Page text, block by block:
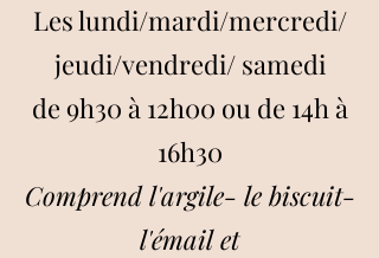
Les lundi/mardi/mercredi/
jeudi/vendredi/ samedi
de 9h30 à 12h00 ou de 14h à
16h30
Comprend l'argile- le biscuit-
l'émail et